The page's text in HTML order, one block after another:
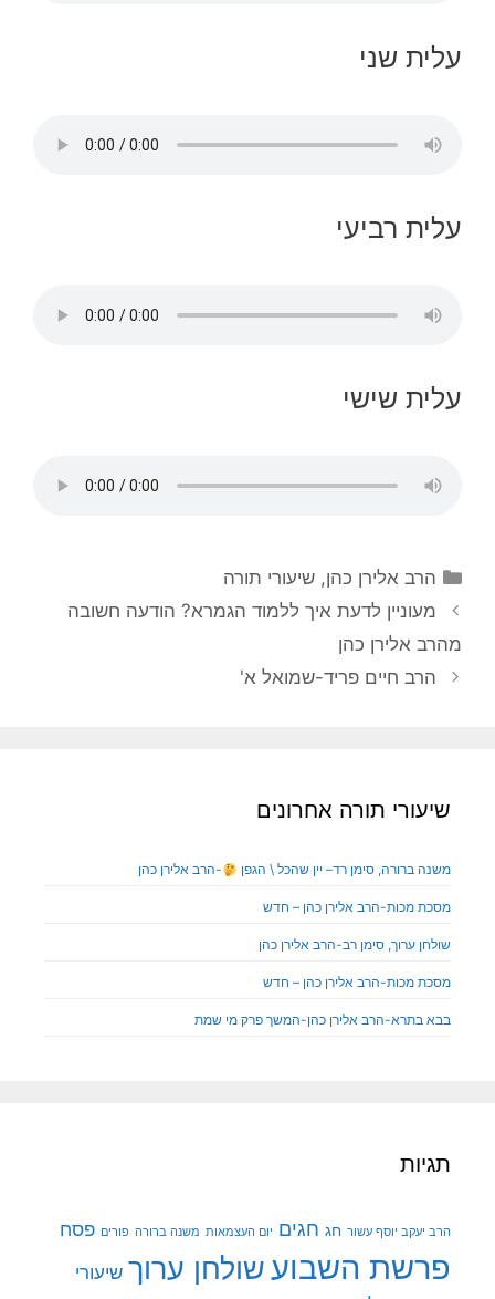
עלית שני
עלית רביעי
עלית שישי
הרב אלירן כהן,שיעורי תורה
מעוניין לדעת איך ללמוד הגמרא? הודעה חשובה
מהרב אלירן כהן
הרב חיים פריד-שמואל א'
שיעורי תורה אחרונים
משנה ברורה, סימן רד– יין שהכל \ הגפן -הרב אלירן כהן
מסכת מכות-הרב אלירן כהן – חדש
שולחן ערוך, סימן רב-הרב אלירן כהן
מסכת מכות-הרב אלירן כהן – חדש
בבא בתרא-הרב אלירן כהן-המשך פרק מי שמת
תגיות
הרב יעקב יוסף עשור חג חגים יום העצמאות משנה ברורה פורים פסח
פרשת השבועשולחן ערוך שיעורי